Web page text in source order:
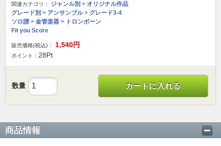
関連カテゴリ： ジャンル別 > オリジナル作品
グレード別 > アンサンブル> グレード3-4
ソロ譜 > 金管楽器 >
トロンボーン
Fit you Score
販売価格(税込)： 1,540円
ポイント： 28Pt
数量 カートに入れる
商品情報